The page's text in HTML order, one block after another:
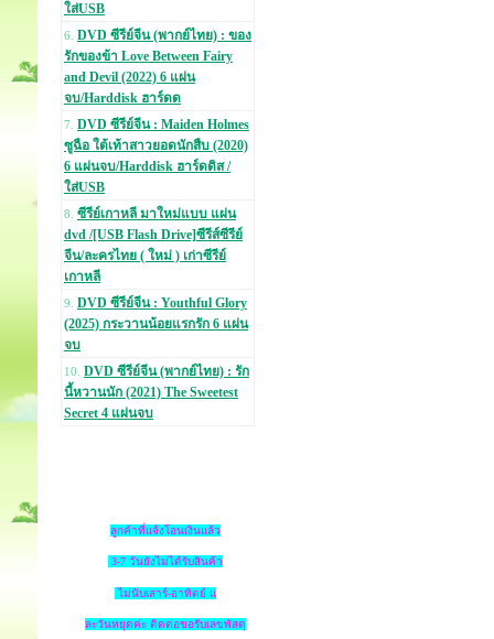
ใส่USB
6. DVD ซีรีย์จีน (พากย์ไทย) : ของ
รักของข้า Love Between Fairy
and Devil (2022) 6 แผ่น
จบ/Harddisk ฮาร์ดด
7. DVD ซีรีย์จีน : Maiden Holmes
ซูฉือ ใต้เท้าสาวยอดนักสืบ (2020)
6 แผ่นจบ/Harddisk ฮาร์ดดิส /
ใส่USB
8. ซีรีย์เกาหลี มาใหม่แบบ แผ่น
dvd /[USB Flash Drive]ซีรีส์ซีรีย์
จีน/ละครไทย ( ใหม่ ) เก่าซีรีย์
เกาหลี
9. DVD ซีรีย์จีน : Youthful Glory
(2025) กระวานน้อยแรกรัก 6 แผ่น
จบ
10. DVD ซีรีย์จีน (พากย์ไทย) : รัก
นี้หวานนัก (2021) The Sweetest
Secret 4 แผ่นจบ
ลูกค้าที่แจ้งโอนเงินแล้ว
3-7 วันยังไม่ได้รับสินค้า
ไม่นับเสาร์-อาทิตย์ แ
ละวันหยุดค่ะ ติดต่อขอรับเลขพัสดุ